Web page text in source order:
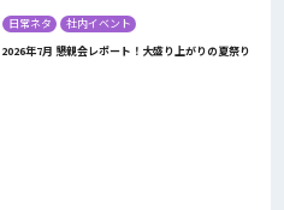
日常ネタ
社内イベント
2026年7月 懇親会レポート！大盛り上がりの夏祭り